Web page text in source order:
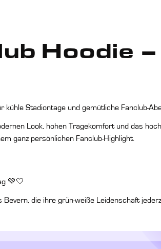
Hoodie
kühle Stadiontage und gemütliche Fanclub-
Look, hohen Tragekomfort und das
ganz persönlichen Fanclub-Highlight.
💚🤍
die ihre grün-weiße Leidenschaft